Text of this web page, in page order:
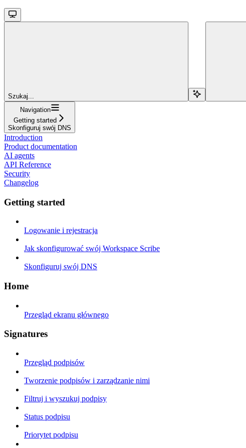
Szukaj...
Navigation
Getting started
Skonfiguruj swój DNS
Introduction
Product documentation
AI agents
API Reference
Security
Changelog
Getting started
Logowanie i rejestracja
Jak skonfigurować swój Workspace Scribe
Skonfiguruj swój DNS
Home
Przegląd ekranu głównego
Signatures
Przegląd podpisów
Tworzenie podpisów i zarządzanie nimi
Filtruj i wyszukuj podpisy
Status podpisu
Priorytet podpisu